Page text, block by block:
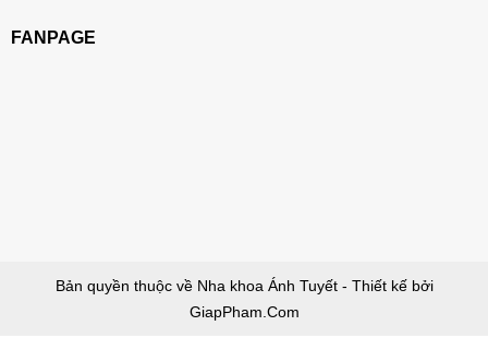
FANPAGE
Bản quyền thuộc về Nha khoa Ánh Tuyết - Thiết kế bởi
GiapPham.Com